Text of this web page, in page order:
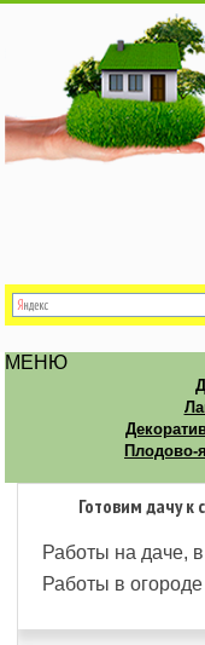
МЕНЮ
Плодово-
Готовим дачу к
Работы на даче,
Работы в